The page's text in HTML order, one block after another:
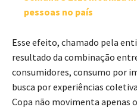
pessoas no país
Esse efeito, chamado pela
resultado da combinação
consumidores, consumo por
busca por experiências
Copa não movimenta apenas